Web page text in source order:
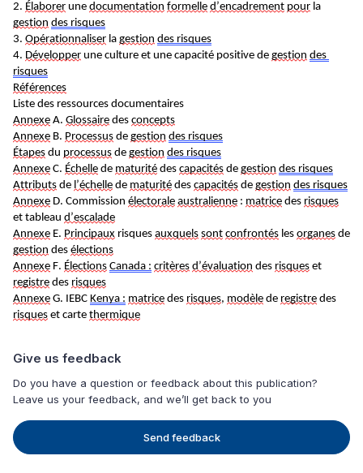
2. Élaborer une documentation formelle d’encadrement pour
gestion des risques
3. Opérationnaliser la gestion des risques
4. Développer une culture et une capacité positive de gestion des
risques
Références
Liste des ressources documentaires
Annexe A. Glossaire des concepts
Annexe B. Processus de gestion des risques
Étapes du processus de gestion des risques
Annexe C. Échelle de maturité des capacités de gestion des risques
Attributs de l’échelle de maturité des capacités de gestion des risques
Annexe D. Commission électorale australienne : matrice des risques
et tableau d’escalade
Annexe E. Principaux risques auxquels sont confrontés les organes
gestion des élections
Annexe F. Élections Canada : critères d’évaluation des risques
registre des risques
Annexe G. IEBC Kenya : matrice des risques, modèle de registre
risques et carte thermique
Give us feedback
Do you have a question or feedback about this publication?
Leave us your feedback, and we’ll get back to you
Send feedback